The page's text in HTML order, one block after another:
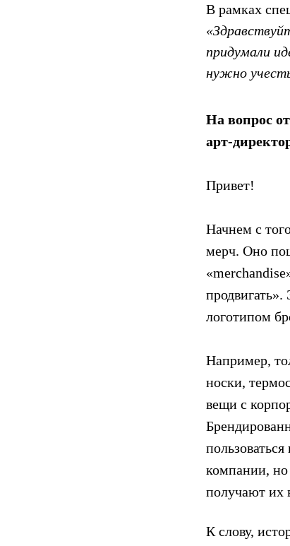
В рамках
придумали
нужно
На вопрос
арт-
Привет!
Начнем с
мерч. Оно
логотипом
Например,
носки,
вещи с
компании,
получают их
К слову,